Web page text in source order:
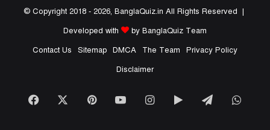
© Copyright 2018 - 2026, BanglaQuiz.in All Rights Reserved |
Developed with
by BanglaQuiz Team
Contact Us
Sitemap DMCA The Team
Privacy Policy
Disclaimer
Facebook PinterestYouTubeInstagram
GoogleTelegram